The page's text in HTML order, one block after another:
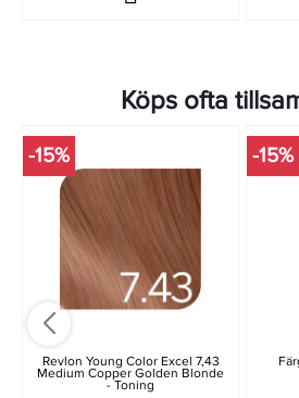
Köps ofta
-15%
Revlon Young Color Excel 7,43
Medium Copper Golden Blonde
- Toning
-15%